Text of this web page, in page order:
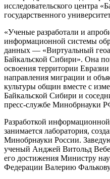
исследовательского центра
государственного
«Ученые разработали и
информационной системы
данных — «Виртуальный
Байкальской Сибири». Она
освоения территории
направления миграции и
культуры общин вместе с
Байкальской Сибири и
пресс-службе Минобрнауки
Разработкой
занимается лаборатория,
Минобрнауки России.
ученый Анджей Витольд
его достижения Министру
Федерации Валерию